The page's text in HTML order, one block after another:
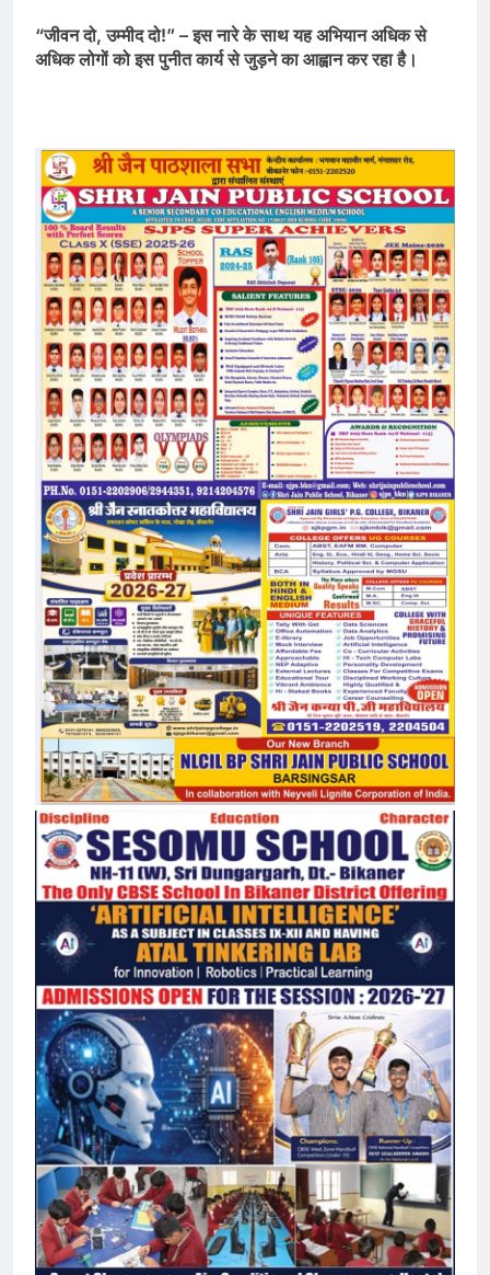
“जीवन दो, उम्मीद दो!” – इस नारे के साथ यह अभियान अधिक से
अधिक लोगों को इस पुनीत कार्य से जुड़ने का आह्वान कर रहा है।